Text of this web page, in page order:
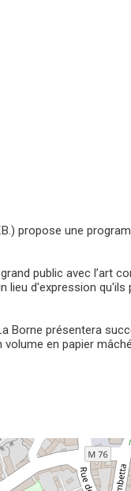
propose une
public avec l’art
lieu d'expression
Borne présentera
en papier